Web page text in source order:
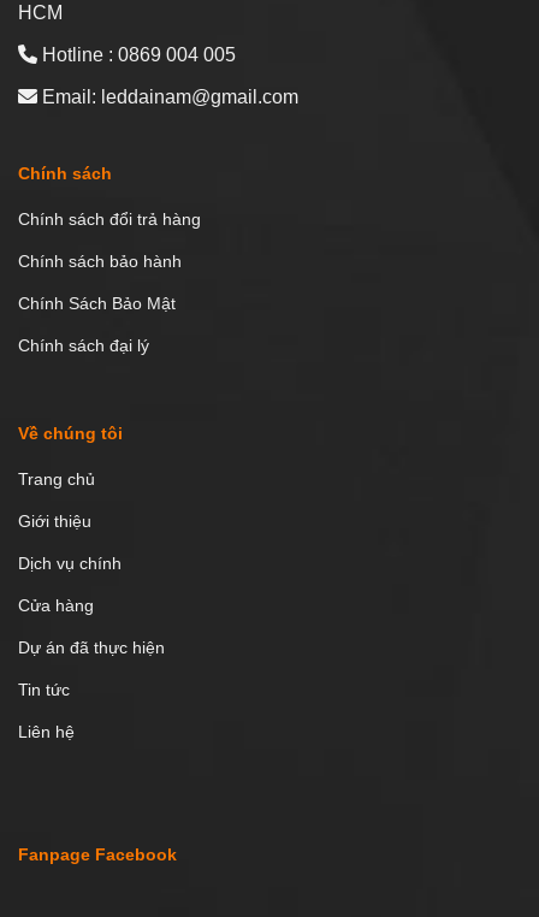
HCM
Hotline : 0869 004 005
Email: leddainam@gmail.com
Chính sách
Chính sách đổi trả hàng
Chính sách bảo hành
Chính Sách Bảo Mật
Chính sách đại lý
Về chúng tôi
Trang chủ
Giới thiệu
Dịch vụ chính
Cửa hàng
Dự án đã thực hiện
Tin tức
Liên hệ
Fanpage Facebook